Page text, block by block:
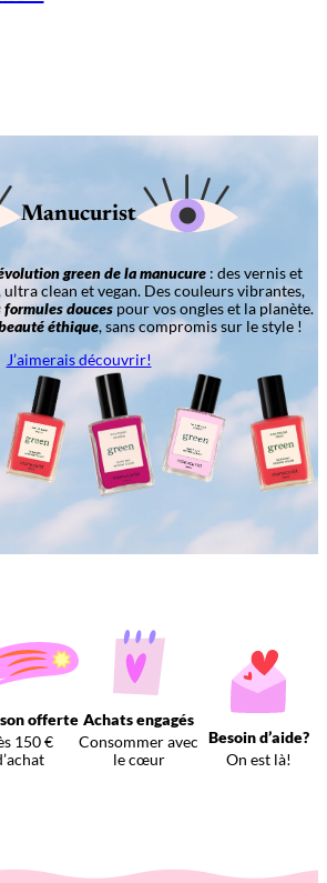
Manucurist
green de la manucure: des vernis et
clean et vegan. Des couleurs vibrantes,
formules douces pour vos ongles et la planète.
éthique, sans compromis sur le style !
J’aimerais découvrir!
offerte
150 €
Achats engagés
Consommer avec
le cœur
Besoin d’aide?
On est là!